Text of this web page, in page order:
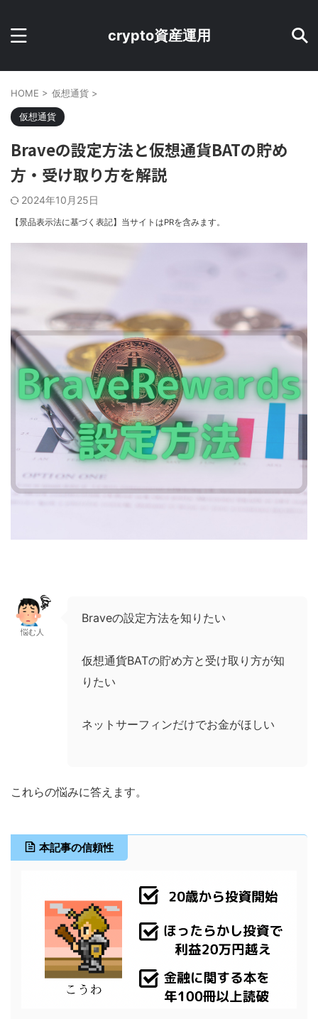
crypto資産運用
HOME > 仮想通貨 >
仮想通貨
Braveの設定方法と仮想通貨BATの貯め
方・受け取り方を解説
2024年10月25日
【景品表示法に基づく表記】当サイトはPRを含みます。
悩む人
Braveの設定方法を知りたい
仮想通貨BATの貯め方と受け取り方が知
りたい
ネットサーフィンだけでお金がほしい
これらの悩みに答えます。
本記事の信頼性